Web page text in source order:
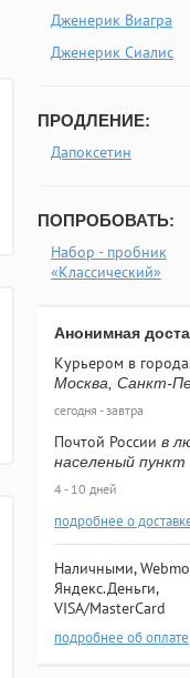
Дженерик Виагра
Дженерик Сиалис
ПРОДЛЕНИЕ:
Дапоксетин
ПОПРОБОВАТЬ:
Набор - пробник
«Классический»
Анонимная
Курьером в
Москва, Санкт-
сегодня - завтра
Почтой России в
населеный пункт
4 - 10 дней
подробнее о
Наличными,
Яндекс.Деньги,
VISA/MasterCard
подробнее об оплате